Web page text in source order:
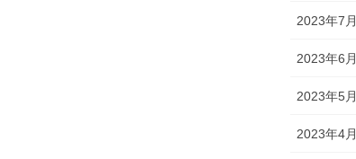
2023年7月
2023年6月
2023年5月
2023年4月